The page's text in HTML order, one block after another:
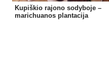
Kupiškio rajono sodyboje –
marichuanos plantacija